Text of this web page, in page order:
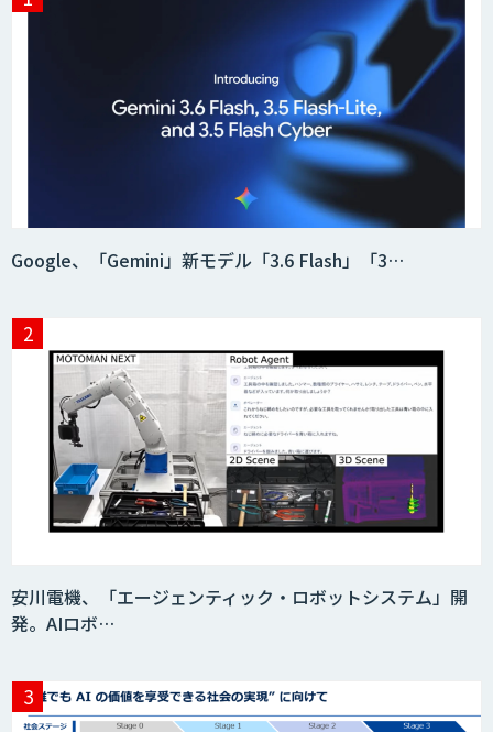
貴社専用ナレッジAI構築
SELFBOT AIエージェント
HEROZ ASK
異常検知AI
需要予測＋業務最適化AIシステム
『KISS』
Google、「Gemini」新モデル「3.6 Flash」「3…
安川電機、「エージェンティック・ロボットシステム」開
発。AIロボ…